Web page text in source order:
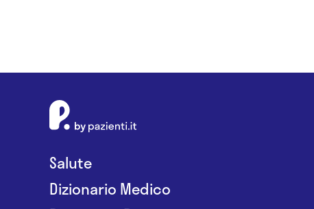
Salute
Dizionario Medico